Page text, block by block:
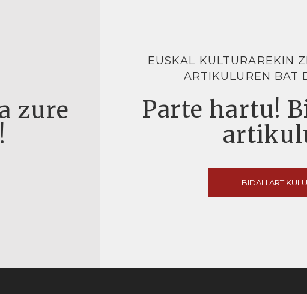
zure
EUSKAL KULTURAREKIN
ARTIKULUREN BAT
Parte hartu!
BIDALI